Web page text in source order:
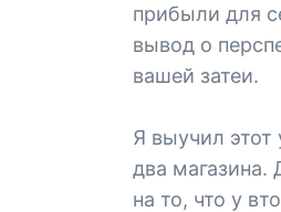
прибыли для
вывод о
вашей затеи.
Я выучил этот
два магазина.
на то, что у